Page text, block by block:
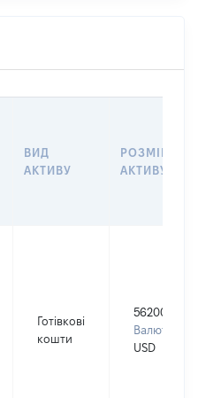
ВИД
АКТИВУ
РОЗМІР
АКТИВУ
Готівкові
кошти
562000
Валюта:
USD